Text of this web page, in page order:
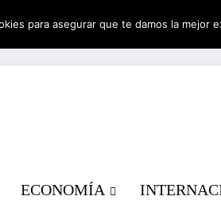
3:01:59 PM
ECONOMÍA
para asegurar que te damos la